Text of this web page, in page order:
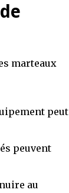
marteaux
peut
peuvent
au